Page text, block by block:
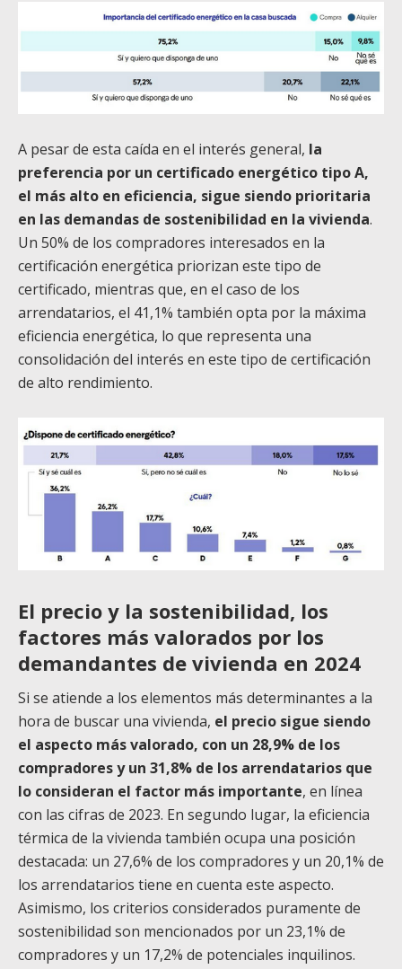
A pesar de esta caída en el interés general, la
preferencia por un certificado energético tipo A,
el más alto en eficiencia, sigue siendo prioritaria
en las demandas de sostenibilidad en la vivienda.
Un 50% de los compradores interesados en la
certificación energética priorizan este tipo de
certificado, mientras que, en el caso de los
arrendatarios, el 41,1% también opta por la máxima
eficiencia energética, lo que representa una
consolidación del interés en este tipo de certificación
de alto rendimiento.
El precio y la sostenibilidad, los
factores más valorados por los
demandantes de vivienda en 2024
Si se atiende a los elementos más determinantes a la
hora de buscar una vivienda, el precio sigue siendo
el aspecto más valorado, con un 28,9% de los
compradores y un 31,8% de los arrendatarios que
lo consideran el factor más importante, en línea
con las cifras de 2023. En segundo lugar, la eficiencia
térmica de la vivienda también ocupa una posición
destacada: un 27,6% de los compradores y un 20,1% de
los arrendatarios tiene en cuenta este aspecto.
Asimismo, los criterios considerados puramente de
sostenibilidad son mencionados por un 23,1% de
compradores y un 17,2% de potenciales inquilinos.